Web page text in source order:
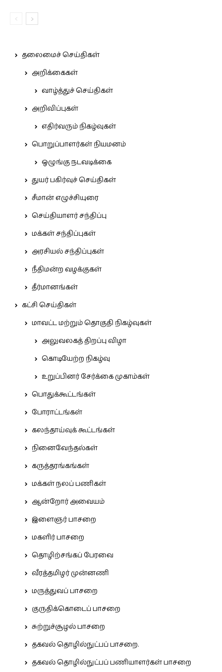
தலைமைச் செய்திகள்
அறிக்கைகள்
வாழ்த்துச் செய்திகள்
அறிவிப்புகள்
எதிர்வரும் நிகழ்வுகள்
பொறுப்பாளர்கள் நியமனம்
ஒழுங்கு நடவடிக்கை
துயர் பகிர்வுச் செய்திகள்
சீமான் எழுச்சியுரை
செய்தியாளர் சந்திப்பு
மக்கள் சந்திப்புகள்
அரசியல் சந்திப்புகள்
நீதிமன்ற வழக்குகள்
தீர்மானங்கள்
கட்சி செய்திகள்
மாவட்ட மற்றும் தொகுதி நிகழ்வுகள்
அலுவலகத் திறப்பு விழா
கொடியேற்ற நிகழ்வு
உறுப்பினர் சேர்க்கை முகாம்கள்
பொதுக்கூட்டங்கள்
போராட்டங்கள்
கலந்தாய்வுக் கூட்டங்கள்
நினைவேந்தல்கள்
கருத்தரங்கங்கள்
மக்கள் நலப் பணிகள்
ஆன்றோர் அவையம்
இளைஞர் பாசறை
மகளிர் பாசறை
தொழிற்சங்கப் பேரவை
வீரத்தமிழர் முன்னணி
மருத்துவப் பாசறை
குருதிக்கொடைப் பாசறை
சுற்றுச்சூழல் பாசறை
தகவல் தொழில்நுட்பப் பாசறை.
தகவல் தொழில்நுட்பப் பணியாளர்கள் பாசறை